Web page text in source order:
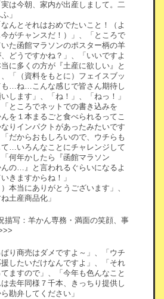
は今朝、家内が出産しまして。二
」
んとそれはおめでたいこと！（よ
がチャンスだ！）」、「ところで
た函館マラソンのポスター柄の羊
どうですかね？」、「いいですよ
に多くの方が『土産に欲しい』と
「（資料をもとに）フェイスブッ
も…ね…こんな感じで皆さん期待し
します」、「ね！」、「ねっ！」
ところでネットでの書き込みを
を１本まるごと食べられるってこ
りインパクトがあったみたいです
だからおもしろいので、ウチらも
て…いろんなことにチャレンジして
「何年かしたら『函館マラソン
の…』と言われるぐらいになるよ
きますからね！」
本当にありがとうございます」、
土産商品化」
描写：羊かん専務・満面の笑顔、事
り商売はダメですよ～」、「ウチ
したいだけなんですよ」、「それ
ますので」、「今年も色んなこと
去年同様７千本、きっちり提供し
勘弁してください」